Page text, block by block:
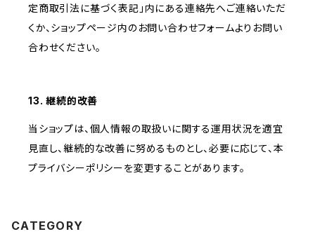
定商取引法に基づく表記」内にある連絡先へご連絡いただ
くか、ショップページ内のお問い合わせフォームよりお問い
合わせください。
13. 継続的改善
当ショップは、個人情報の取扱いに関する運用状況を適宜
見直し、継続的な改善に努めるものとし、必要に応じて、本
プライバシーポリシーを変更することがあります。
CATEGORY